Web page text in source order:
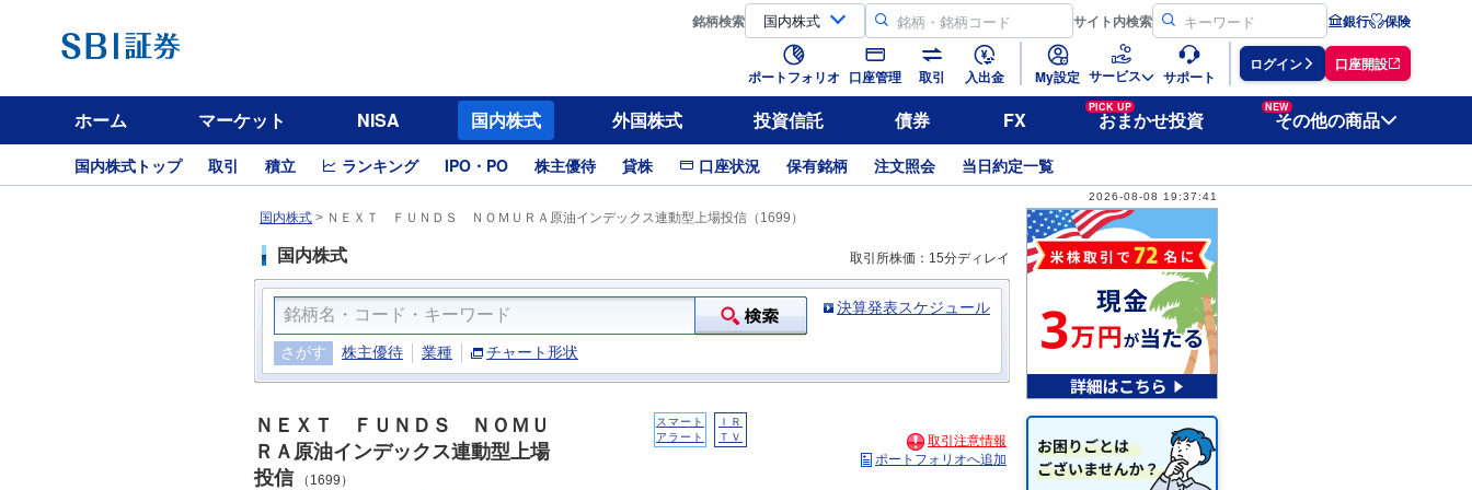
銘柄検索 サイト内検索 銀行 保険
ポートフォリオ 口座管理 取引 入出金 My設定 サービス サポート
ログイン 口座開設
ホーム マーケット NISA 国内株式 外国株式 投資信託 債券 FX
PICK UP
おまかせ投資
NEW
その他の商品
国内株式トップ 取引 積立 ランキング IPO・PO 株主優待 貸株 口座状況 保有銘柄 注文照会 当日約定一覧
2026-08-08 19:37:41
国内株式 > ＮＥＸＴ ＦＵＮＤＳ ＮＯＭＵＲＡ原油インデックス連動型上場投信（1699）
国内株式 取引所株価：15分ディレイ
決算発表スケジュール
さがす 株主優待 業種 チャート形状
ＮＥＸＴ ＦＵＮＤＳ ＮＯＭＵ
ＲＡ原油インデックス連動型上場
投信 （1699）
スマート
アラート
ＩＲ
ＴＶ
取引注意情報
ポートフォリオへ追加